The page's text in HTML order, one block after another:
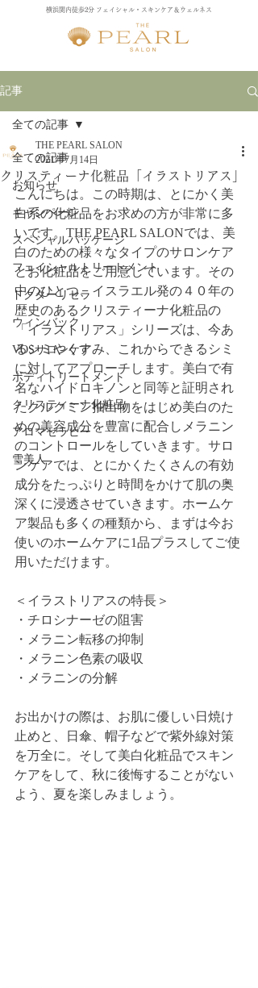
横浜関内徒歩2分 フェイシャル・スキンケア＆ウェルネス
記事
全ての記事
お知らせ
キャンペーン
スペシャルパッケージ
フェイシャルトリートメント
ドクターリセラ
ウィンバック
VOSサロンケア
ボディトリートメント
クリスティーナ化粧品
アロマセラピー
雪美人
全ての記事
クリスティーナ化粧品「イラストリアス」
THE PEARL SALON
2021年7月14日
こんにちは。この時期は、とにかく美
白系の化粧品をお求めの方が非常に多
いです。THE PEARL SALONでは、美
白のための様々なタイプのサロンケア
とお化粧品をご用意しています。その
中のひとつ、イスラエル発の４０年の
歴史のあるクリスティーナ化粧品の
「イラストリアス」シリーズは、今あ
るシミやくすみ、これからできるシミ
に対してアプローチします。美白で有
名なハイドロキノンと同等と証明され
たクルクミン抽出物をはじめ美白のた
めの美容成分を豊富に配合しメラニン
のコントロールをしていきます。サロ
ンケアでは、とにかくたくさんの有効
成分をたっぷりと時間をかけて肌の奥
深くに浸透させていきます。ホームケ
ア製品も多くの種類から、まずは今お
使いのホームケアに1品プラスしてご使
用いただけます。
＜イラストリアスの特長＞
・チロシナーゼの阻害
・メラニン転移の抑制
・メラニン色素の吸収
・メラニンの分解
お出かけの際は、お肌に優しい日焼け
止めと、日傘、帽子などで紫外線対策
を万全に。そして美白化粧品でスキン
ケアをして、秋に後悔することがない
よう、夏を楽しみましょう。